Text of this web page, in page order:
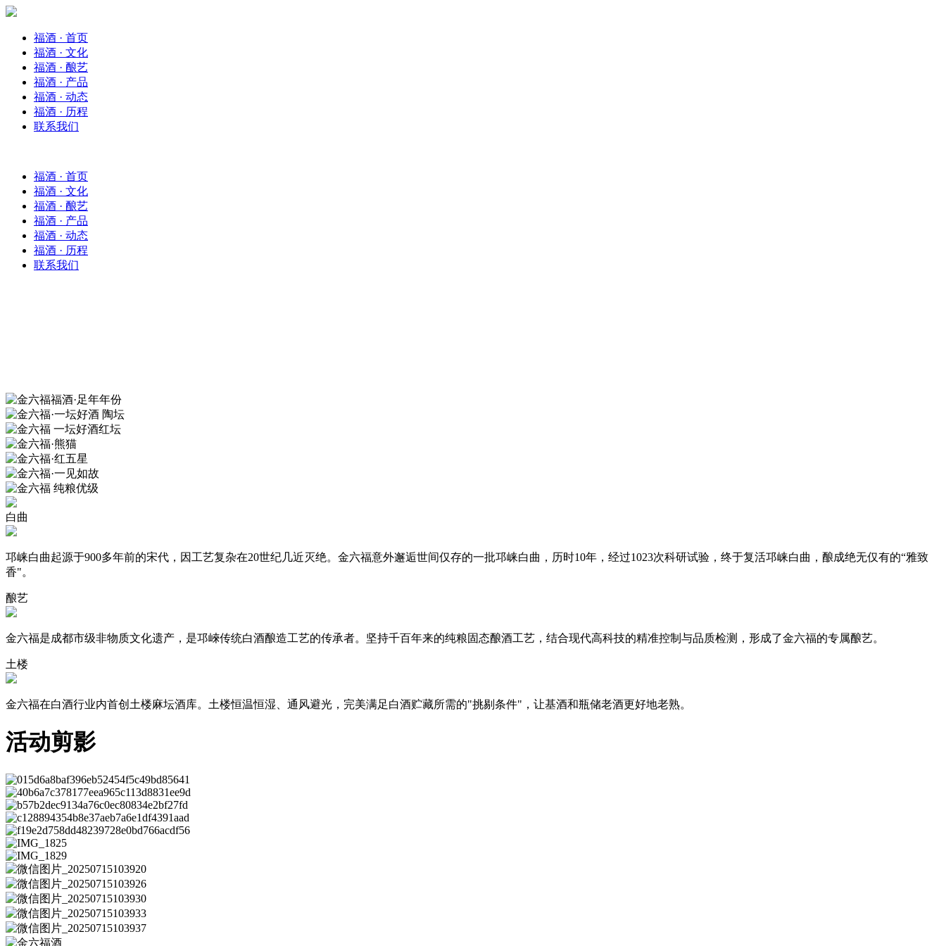
福酒 · 首页
福酒 · 文化
福酒 · 酿艺
福酒 · 产品
福酒 · 动态
福酒 · 历程
联系我们
福酒 · 首页
福酒 · 文化
福酒 · 酿艺
福酒 · 产品
福酒 · 动态
福酒 · 历程
联系我们
白曲
邛崃白曲起源于900多年前的宋代，因工艺复杂在20世纪几近灭绝。金六福意外邂逅世间仅存的一批邛崃白曲，历时10年，经过1023次科研试验，终于复活邛崃白曲，酿成绝无仅有的“雅致
香"。
酿艺
金六福是成都市级非物质文化遗产，是邛崍传统白酒酿造工艺的传承者。坚持千百年来的纯粮固态酿酒工艺，结合现代高科技的精准控制与品质检测，形成了金六福的专属酿艺。
土楼
金六福在白酒行业内首创土楼麻坛酒库。土楼恒温恒湿、通风避光，完美满足白酒贮藏所需的"挑剔条件"，让基酒和瓶储老酒更好地老熟。
活动剪影